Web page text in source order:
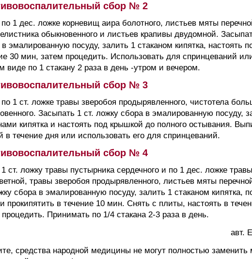
сбор № 2
по 1 дес. ложке корневищ аира болотного, листьев мяты
обыкновенного и листьев крапивы двудомной.
эмалированную посуду, залить 1 стаканом кипятка, настоять
30 мин, затем процедить. Использовать для спринцеваний
виде по 1 стакану 2 раза в день -утром и вечером.
сбор № 3
по 1 ст. ложке травы зверобоя продырявленного, чистотела
Засыпать 1 ст. ложку сбора в эмалированную посуду,
кипятка и настоять под крышкой до полного остывания.
в течение дня или использовать его для спринцеваний.
сбор № 4
1 ст. ложку травы пустырника сердечного и по 1 дес. ложке
травы зверобоя продырявленного, листьев мяты
сбора в эмалированную посуду, залить 1 стаканом кипятка,
прокипятить в течение 10 мин. Снять с плиты, настоять в
Принимать по 1/4 стакана 2-3 раза в день.
авт.
средства народной медицины не могут полностью заменить